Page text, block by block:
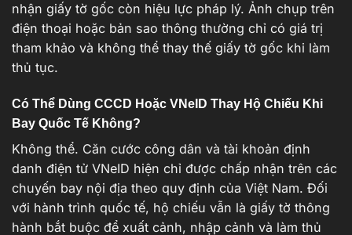
nhận giấy tờ gốc còn hiệu lực pháp lý. Ảnh chụp trên
điện thoại hoặc bản sao thông thường chỉ có giá trị
tham khảo và không thể thay thế giấy tờ gốc khi làm
thủ tục.
Có Thể Dùng CCCD Hoặc VNeID Thay Hộ Chiếu Khi
Bay Quốc Tế Không?
Không thể. Căn cước công dân và tài khoản định
danh điện tử VNeID hiện chỉ được chấp nhận trên các
chuyến bay nội địa theo quy định của Việt Nam. Đối
với hành trình quốc tế, hộ chiếu vẫn là giấy tờ thông
hành bắt buộc để xuất cảnh, nhập cảnh và làm thủ